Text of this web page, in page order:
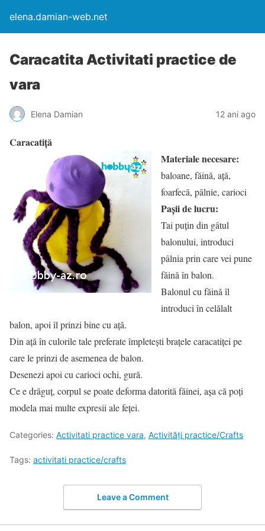
elena.damian-web.net
Caracatita Activitati practice de
vara
Elena Damian 12 ani ago
Caracatiță
Materiale necesare:
baloane, făină, ață,
foarfecă, pâlnie, carioci
Pașii de lucru:
Tai puțin din gâtul
balonului, introduci
pâlnia prin care vei pune
făină în balon.
Balonul cu făină îl
introduci în celălalt
balon, apoi îl prinzi bine cu ață.
Din ață în culorile tale preferate împletești brațele caracatiței pe
care le prinzi de asemenea de balon.
Desenezi apoi cu carioci ochi, gură.
Ce e drăguț, corpul se poate deforma datorită făinei, așa că poți
modela mai multe expresii ale feței.
Categories: Activitati practice vara, Activități practice/Crafts
Tags: activitati practice/crafts
Leave a Comment